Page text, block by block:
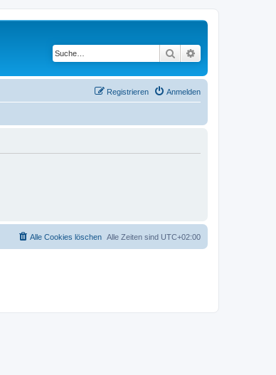
Suche
Anmelden
Registrieren
Alle Zeiten sind UTC+02:00
Alle Cookies löschen